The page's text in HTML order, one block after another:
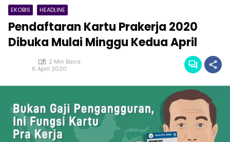
EKOBIS HEADLINE
Pendaftaran Kartu Prakerja 2020
Dibuka Mulai Minggu Kedua April
2 Min Baca
6 April 2020